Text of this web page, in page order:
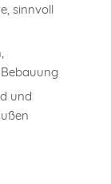
sinnvoll
und